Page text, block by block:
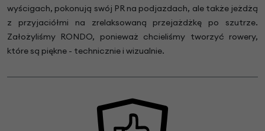
wyścigach, pokonują swój PR na podjazdach, ale także jeżdżą
z przyjaciółmi na zrelaksowaną przejażdżkę po szutrze.
Założyliśmy RONDO, ponieważ chcieliśmy tworzyć rowery,
które są piękne - technicznie i wizualnie.